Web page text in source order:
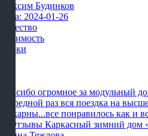
Максим Будинков
Дата: 2024-01-26
Качество
Стоимость
Сроки
Спасибо огромное за модульный
очередной раз вся поездка на
шикарны...все понравилось как и